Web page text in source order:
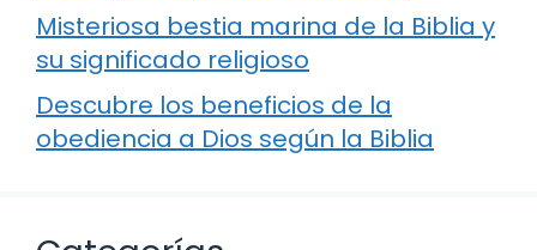
Misteriosa bestia marina de la Biblia y
su significado religioso
Descubre los beneficios de la
obediencia a Dios según la Biblia